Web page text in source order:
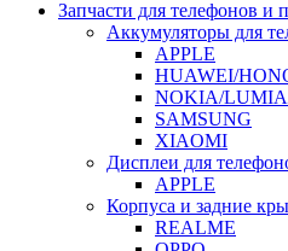
Запчасти для телефонов и
Аккумуляторы для
APPLE
HUAWEI/
NOKIA/
SAMSUNG
XIAOMI
Дисплеи для
APPLE
Корпуса и задние
REALME